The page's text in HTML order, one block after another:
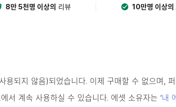
8만 5천명 이상의 리뷰 10만명 이상의
되지 않음)되었습니다. 이제 구매할 수 없으며,
서 계속 사용하실 수 있습니다. 에셋 소유자는 ‘내